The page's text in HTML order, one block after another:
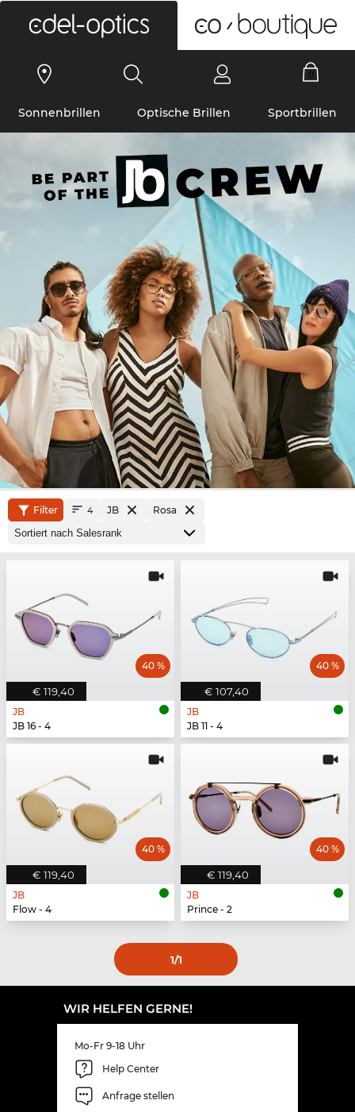
Sonnenbrillen Optische Brillen Sportbrillen
Filter 4 JB Rosa
€ 119,40
40 %
JB
JB 16 - 4
€ 107,40
40 %
JB
JB 11 - 4
€ 119,40
40 %
JB
Flow - 4
€ 119,40
40 %
JB
Prince - 2
1/1
WIR HELFEN GERNE!
Mo-Fr 9-18 Uhr
Help Center
Anfrage stellen